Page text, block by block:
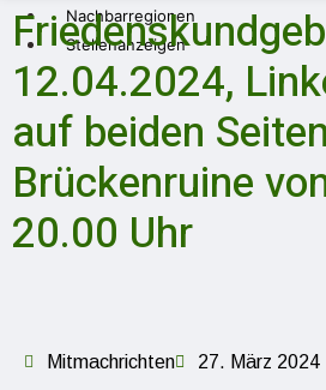
Nachbarregionen
Stellenanzeigen
12.04.2024,
auf beiden
Brückenruine
20.00 Uhr
Mitmachrichten 27. März 2024